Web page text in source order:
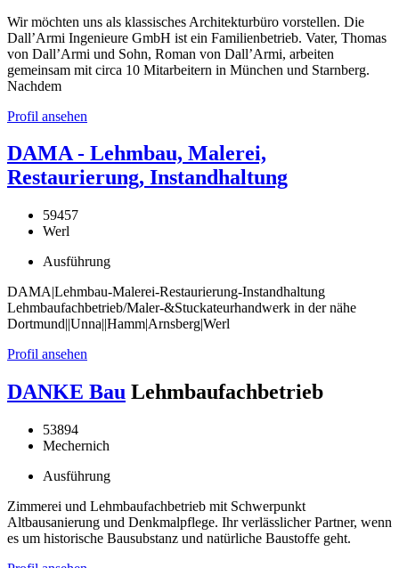
Wir möchten uns als klassisches Architekturbüro vorstellen. Die
Dall’Armi Ingenieure GmbH ist ein Familienbetrieb. Vater, Thomas
von Dall’Armi und Sohn, Roman von Dall’Armi, arbeiten
gemeinsam mit circa 10 Mitarbeitern in München und Starnberg.
Nachdem
Profil ansehen
DAMA - Lehmbau, Malerei,
Restaurierung, Instandhaltung
59457
Werl
Ausführung
DAMA|Lehmbau-Malerei-Restaurierung-Instandhaltung
Lehmbaufachbetrieb/Maler-&Stuckateurhandwerk in der nähe
Dortmund||Unna||Hamm|Arnsberg|Werl
Profil ansehen
DANKE Bau Lehmbaufachbetrieb
53894
Mechernich
Ausführung
Zimmerei und Lehmbaufachbetrieb mit Schwerpunkt
Altbausanierung und Denkmalpflege. Ihr verlässlicher Partner, wenn
es um historische Bausubstanz und natürliche Baustoffe geht.